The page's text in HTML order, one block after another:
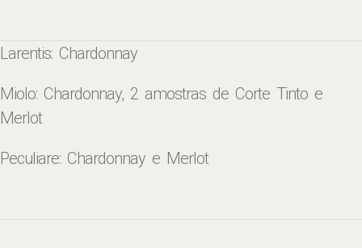
Larentis: Chardonnay
Miolo: Chardonnay, 2 amostras de Corte Tinto e
Merlot
Peculiare: Chardonnay e Merlot